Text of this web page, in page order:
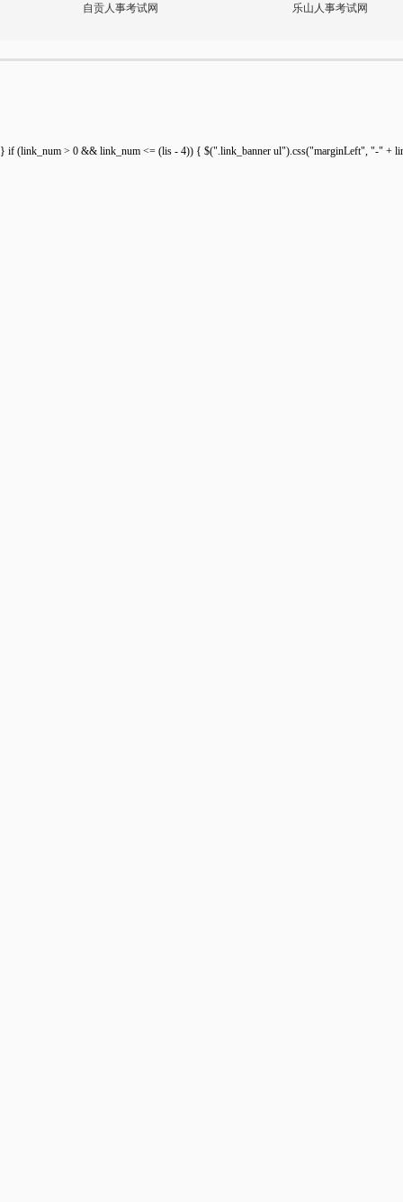
自贡人事考试网 乐山人事考试网
} if (link_num > 0 && link_num <= (lis - 4)) { $(".link_banner ul").css("marginLeft", "-"